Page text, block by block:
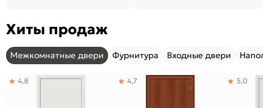
Хиты продаж
Межкомнатные двери Фурнитура Входные двери
4,8 4,7 5,0